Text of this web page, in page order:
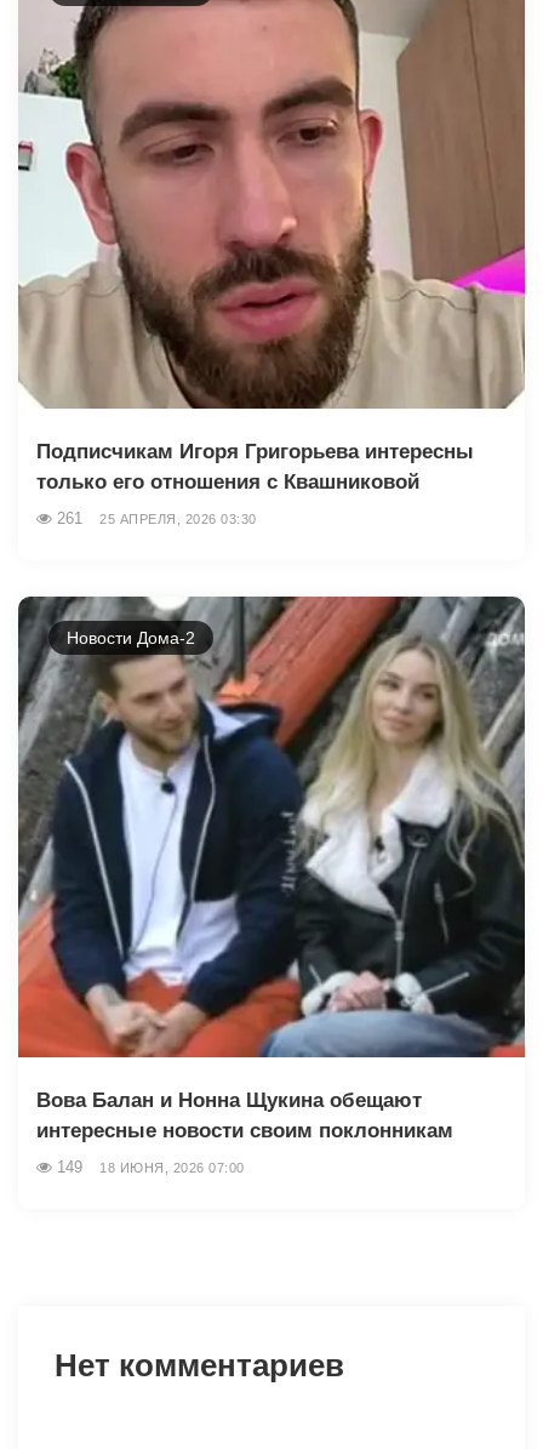
Подписчикам Игоря Григорьева интересны
только его отношения с Квашниковой
261 25 АПРЕЛЯ, 2026 03:30
Новости Дома-2
Вова Балан и Нонна Щукина обещают
интересные новости своим поклонникам
149 18 ИЮНЯ, 2026 07:00
Нет комментариев